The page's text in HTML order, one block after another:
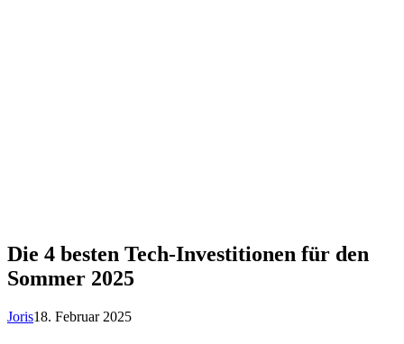
Die 4 besten Tech-Investitionen für den
Sommer 2025
Joris18. Februar 2025